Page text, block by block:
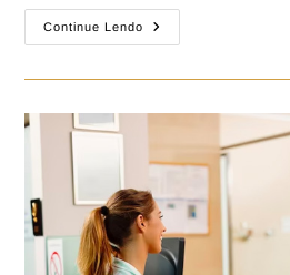
Continue Lendo